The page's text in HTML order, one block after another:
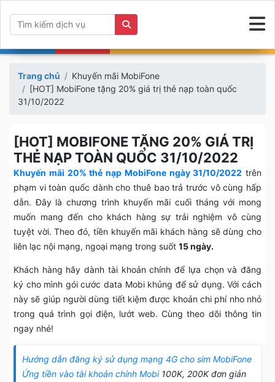
Trang chủ
Khuyến mãi MobiFone
[HOT] MobiFone tặng 20% giá trị thẻ nạp toàn quốc
31/10/2022
[HOT] MOBIFONE TẶNG 20% GIÁ TRỊ
THẺ NẠP TOÀN QUỐC 31/10/2022
Khuyến mãi 20% thẻ nạp MobiFone ngày 31/10/2022 trên
phạm vi toàn quốc dành cho thuê bao trả trước vô cùng hấp
dẫn. Đây là chương trình khuyến mãi cuối tháng với mong
muốn mang đến cho khách hàng sự trải nghiệm vô cùng
tuyệt vời. Theo đó, tiền khuyến mãi khách hàng sẽ dùng cho
liên lạc nội mạng, ngoại mạng trong suốt 15 ngày.
Khách hàng hãy dành tài khoản chính để lựa chọn và đăng
ký cho mình gói cước data Mobi khủng để sử dụng. Với cách
này sẽ giúp người dùng tiết kiệm được khoản chi phí nho nhỏ
trong quá trình gọi điện, lướt web. Cùng theo dõi thông tin
ngay nhé!
Hướng dẫn đăng ký sử dụng mạng 4G cho sim MobiFone
Ứng tiền vào tài khoản chính Mobi100K, 200K đơn giản